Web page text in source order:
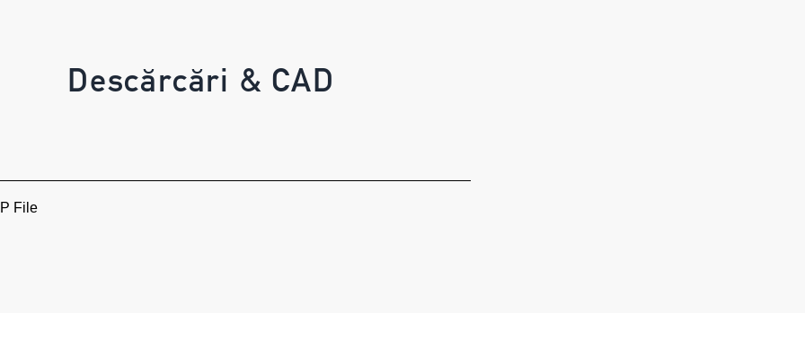
Descărcări & CAD
File